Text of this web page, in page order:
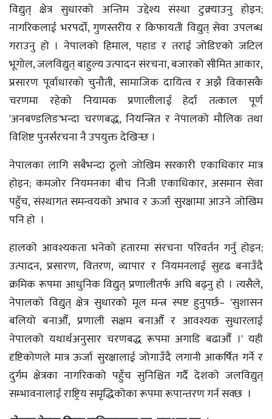
विद्युत् क्षेत्र सुधारको अन्तिम उद्देश्य संस्था टुक्र्याउनु होइन;
नागरिकलाई भरपर्दो, गुणस्तरीय र किफायती विद्युत् सेवा उपलब्ध
गराउनु हो । नेपालको हिमाल, पहाड र तराई जोडिएको जटिल
भूगोल, जलविद्युत् बाहुल्य उत्पादन संरचना, बजारको सीमित आकार,
प्रसारण पूर्वाधारको चुनौती, सामाजिक दायित्व र अझै विकासकै
चरणमा रहेको नियामक प्रणालीलाई हेर्दा तत्काल पूर्ण
'अनबण्डलिङ'भन्दा चरणबद्ध, नियन्त्रित र नेपालको मौलिक तथा
विशिष्ट पुनर्संरचना नै उपयुक्त देखिन्छ ।
नेपालका लागि सबैभन्दा ठूलो जोखिम सरकारी एकाधिकार मात्र
होइन; कमजोर नियमनका बीच निजी एकाधिकार, असमान सेवा
पहुँच, संस्थागत समन्वयको अभाव र ऊर्जा सुरक्षामा आउने जोखिम
पनि हो ।
हालको आवश्यकता भनेको हतारमा संरचना परिवर्तन गर्नु होइन;
उत्पादन, प्रसारण, वितरण, व्यापार र नियमनलाई सुदृढ बनाउँदै
क्रमिक रूपमा आधुनिक विद्युत् प्रणालीतर्फ अघि बढ्नु हो । त्यसैले,
नेपालको विद्युत् क्षेत्र सुधारको मूल मन्त्र स्पष्ट हुनुपर्छ– 'सुशासन
बलियो बनाऔँ, प्रणाली सक्षम बनाऔँ र आवश्यक सुधारलाई
नेपालको यथार्थअनुसार चरणबद्ध रूपमा अगाडि बढाऔँ ।' यही
दृष्टिकोणले मात्र ऊर्जा सुरक्षालाई जोगाउँदै लगानी आकर्षित गर्ने र
दुर्गम क्षेत्रका नागरिकको पहुँच सुनिश्चित गर्दै देशको जलविद्युत्
सम्भावनालाई राष्ट्रिय समृद्धिकोका रूपमा रूपान्तरण गर्न सक्छ ।